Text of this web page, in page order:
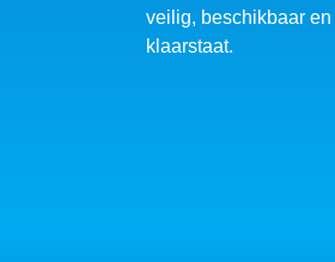
veilig, beschikbaar
klaarstaat.